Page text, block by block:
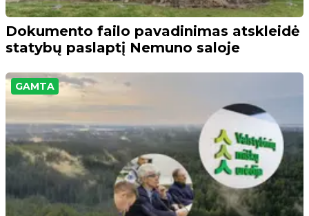
Dokumento failo pavadinimas atskleidė
statybų paslaptį Nemuno saloje
GAMTA